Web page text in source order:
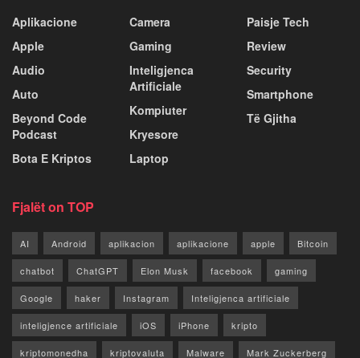
Aplikacione
Apple
Audio
Auto
Beyond Code
Podcast
Bota E Kriptos
Camera
Gaming
Inteligjenca
Artificiale
Kompiuter
Kryesore
Laptop
Paisje Tech
Review
Security
Smartphone
Të Gjitha
Fjalët on TOP
AI Android aplikacion aplikacione apple Bitcoin
chatbot ChatGPT Elon Musk facebook gaming
Google haker Instagram Inteligjenca artificiale
inteligjence artificiale iOS iPhone kripto
kriptomonedha kriptovaluta Malware Mark Zuckerberg